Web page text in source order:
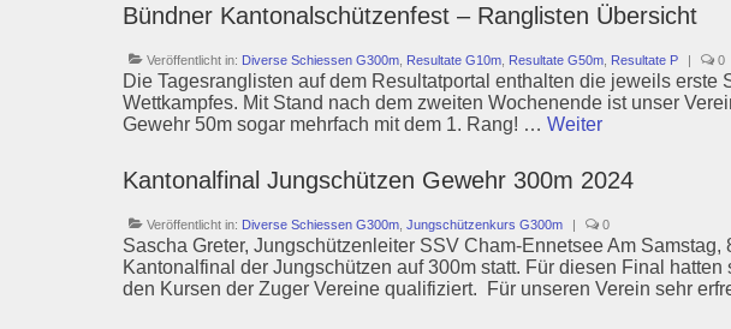
Bündner Kantonalschützenfest – Ranglisten Übersicht
Veröffentlicht in: Diverse Schiessen G300m Resultate G10m Resultate G50m Resultate P | 0
Die Tagesranglisten auf dem Resultatportal enthalten die jeweils erste
Wettkampfes. Mit Stand nach dem zweiten Wochenende ist unser
Gewehr 50m sogar mehrfach mit dem 1. Rang! … Weiter
Kantonalfinal Jungschützen Gewehr 300m 2024
Veröffentlicht in: Diverse Schiessen G300m Jungschützenkurs G300m | 0
Sascha Greter, Jungschützenleiter SSV Cham-Ennetsee Am
Kantonalfinal der Jungschützen auf 300m statt. Für diesen Final
den Kursen der Zuger Vereine qualifiziert. Für unseren Verein sehr